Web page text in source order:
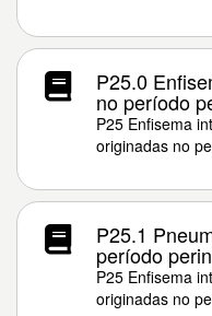
P25.0
no período
P25 Enfisema
originadas no
P25.1
período
P25 Enfisema
originadas no